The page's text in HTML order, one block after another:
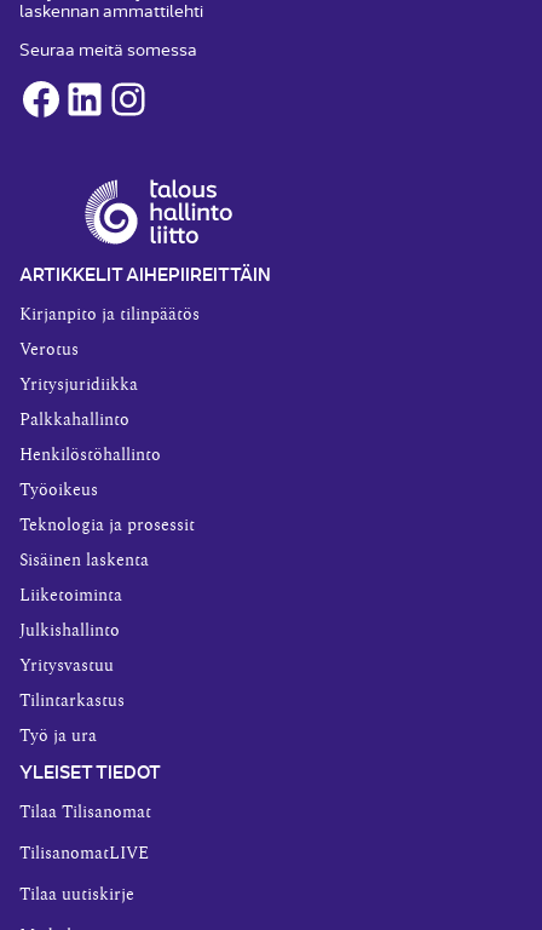
laskennan ammattilehti
Seuraa meitä somessa
Facebook
LinkedInInstagram
ARTIKKELIT AIHEPIIREITTÄIN
Kirjanpito ja tilinpäätös
Verotus
Yritysjuridiikka
Palkkahallinto
Henkilöstöhallinto
Työoikeus
Teknologia ja prosessit
Sisäinen laskenta
Liiketoiminta
Julkishallinto
Yritysvastuu
Tilintarkastus
Työ ja ura
YLEISET TIEDOT
Tilaa Tilisanomat
TilisanomatLIVE
Tilaa uutiskirje